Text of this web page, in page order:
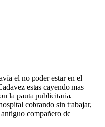
el no poder estar en el
estas cayendo mas
la pauta publicitaria.
cobrando sin trabajar,
compañero de